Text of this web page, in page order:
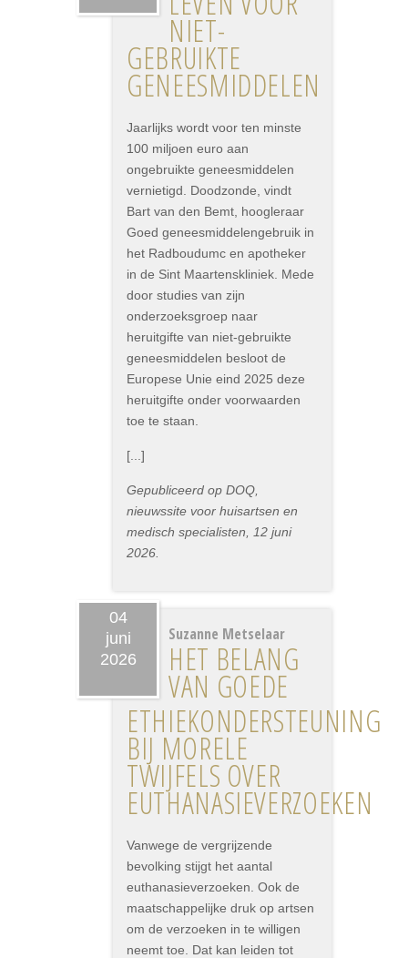
NIET-
GEBRUIKTE
GENEESMIDDELEN
Jaarlijks wordt voor ten minste
100 miljoen euro aan
ongebruikte geneesmiddelen
vernietigd. Doodzonde, vindt
Bart van den Bemt, hoogleraar
Goed geneesmiddelengebruik in
het Radboudumc en apotheker
in de Sint Maartenskliniek. Mede
door studies van zijn
onderzoeksgroep naar
heruitgifte van niet-gebruikte
geneesmiddelen besloot de
Europese Unie eind 2025 deze
heruitgifte onder voorwaarden
toe te staan.
[...]
Gepubliceerd op DOQ,
nieuwssite voor huisartsen en
medisch specialisten, 12 juni
2026.
04
juni
2026
Suzanne Metselaar
HET BELANG
VAN GOEDE
ETHIEKONDERSTEUNING
BIJ MORELE
TWIJFELS OVER
EUTHANASIEVERZOEKEN
Vanwege de vergrijzende
bevolking stijgt het aantal
euthanasieverzoeken. Ook de
maatschappelijke druk op artsen
om de verzoeken in te willigen
neemt toe. Dat kan leiden tot